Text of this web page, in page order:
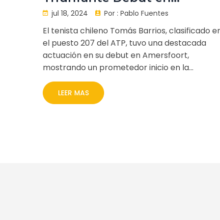
Amersfoort Impulsa su
Carrera
jul 18, 2024 Por : Pablo Fuentes
El tenista chileno Tomás Barrios, clasificado
el puesto 207 del ATP, tuvo una destacada
actuación en su debut en Amersfoort,
mostrando un prometedor inicio en la
competencia. Este triunfo marca un hito
importante en la carrera del joven jugador.
LEER MAS